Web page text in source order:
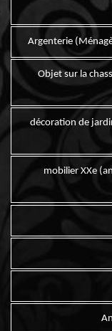
Argenterie
Objet sur la
décoration de
mobilier XXe